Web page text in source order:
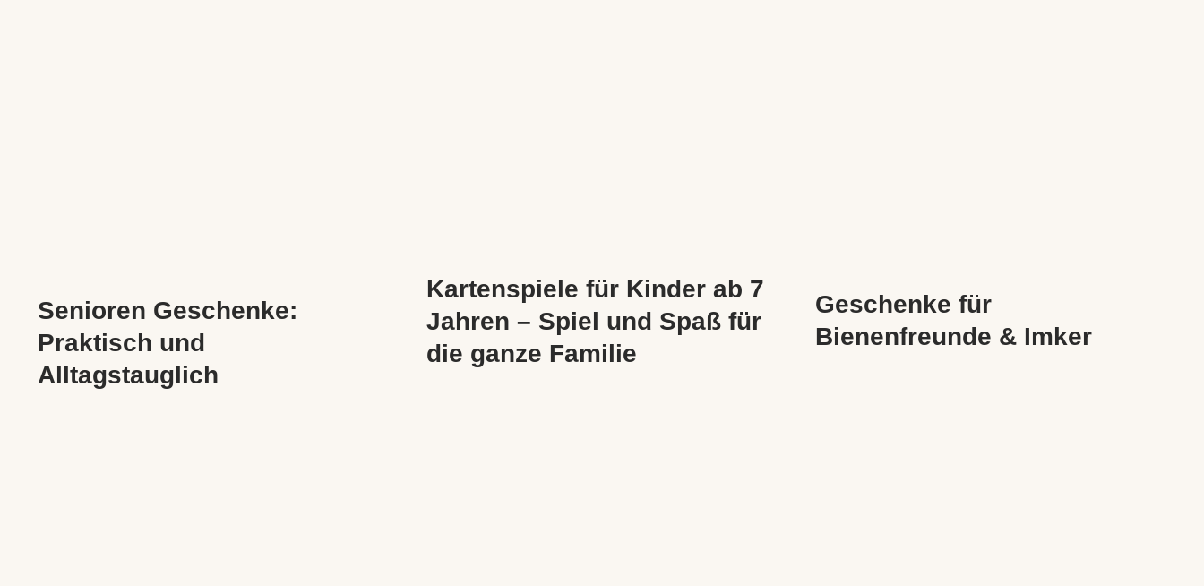
Senioren Geschenke:
Praktisch und
Alltagstauglich
Kartenspiele für Kinder ab 7
Jahren – Spiel und Spaß für
die ganze Familie
Geschenke für
Bienenfreunde & Imker